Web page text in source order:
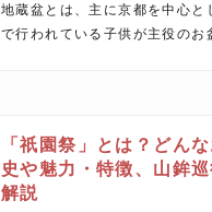
地蔵盆とは、主に京都を中心と
で行われている子供が主役のお
「祇園祭」とは？どん
史や魅力・特徴、山鉾
解説